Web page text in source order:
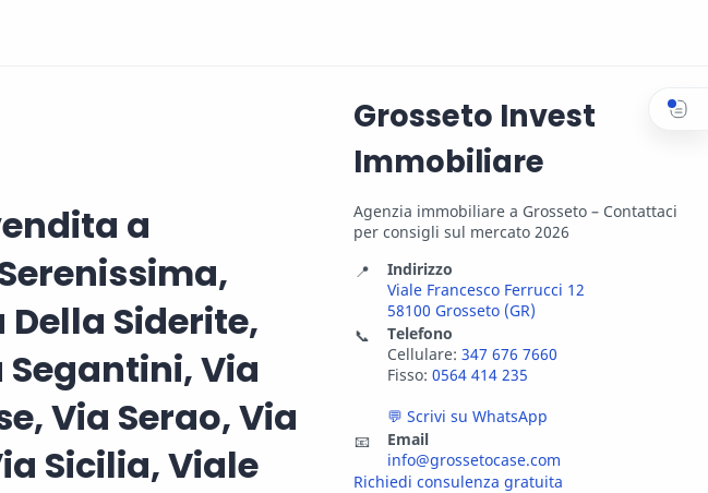
a
Siderite,
Segantini, Via
Via Serao, Via
Sicilia, Viale
Grosseto Invest
Immobiliare
Agenzia immobiliare a Grosseto – Contattaci
per consigli sul mercato 2026
📍
Indirizzo
Viale Francesco Ferrucci 12
58100 Grosseto (GR)
📞
Telefono
Cellulare: 347 676 7660
Fisso: 0564 414 235
💬 Scrivi su WhatsApp
📧
Email
info@grossetocase.com
Richiedi consulenza gratuita